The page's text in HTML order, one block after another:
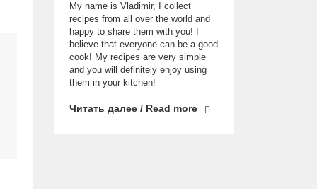
My name is Vladimir, I collect
recipes from all over the world and
happy to share them with you! I
believe that everyone can be a good
cook! My recipes are very simple
and you will definitely enjoy using
them in your kitchen!
Читать далее / Read more